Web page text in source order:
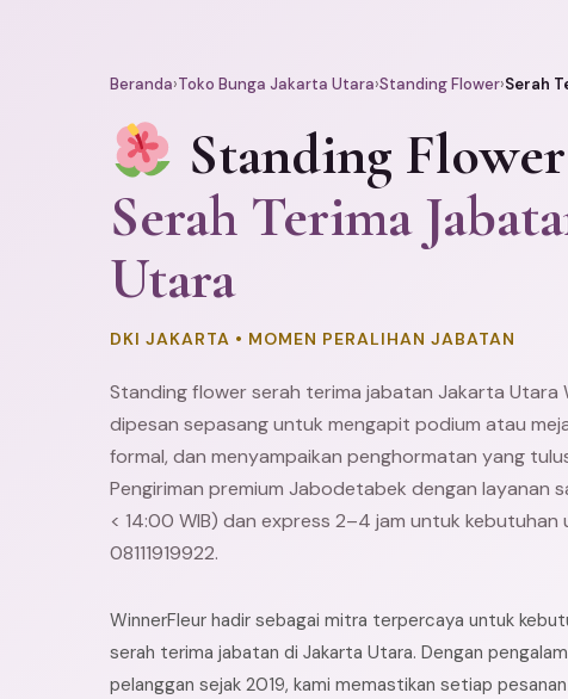
Beranda›Toko Bunga Jakarta Utara›Standing Flower›Serah
Standing Flower
Serah Terima
Utara
DKI JAKARTA • MOMEN PERALIHAN JABATAN
Standing flower serah terima jabatan Jakarta Utara
dipesan sepasang untuk mengapit podium atau
formal, dan menyampaikan penghormatan yang
Pengiriman premium Jabodetabek dengan layanan
< 14:00 WIB) dan express 2–4 jam untuk kebutuhan
08111919922.
WinnerFleur hadir sebagai mitra terpercaya untuk
serah terima jabatan di Jakarta Utara. Dengan
pelanggan sejak 2019, kami memastikan setiap